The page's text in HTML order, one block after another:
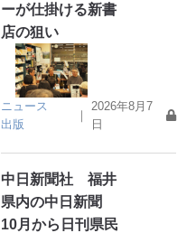
ーが仕掛ける新書
店の狙い
ニュース
出版
｜
2026年8月7
日
中日新聞社 福井
県内の中日新聞
10月から日刊県民